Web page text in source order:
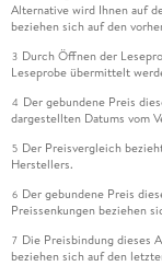
Alternative wird Ihnen auf
beziehen sich auf den
3 Durch Öffnen der
Leseprobe übermittelt
4 Der gebundene Preis
dargestellten Datums vom
5 Der Preisvergleich
Herstellers.
6 Der gebundene Preis
Preissenkungen beziehen
7 Die Preisbindung dieses
beziehen sich auf den